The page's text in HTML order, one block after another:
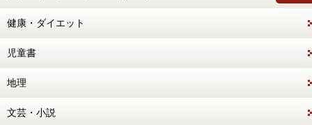
健康・ダイエット
児童書
地理
文芸・小説